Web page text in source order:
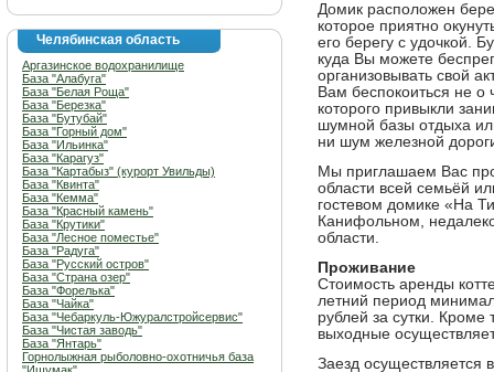
Челябинская область
Аргазинское водохранилище
База "Алабуга"
База "Белая Роща"
База "Березка"
База "Бутубай"
База "Горный дом"
База "Ильинка"
База "Карагуз"
База "Картабыз" (курорт Увильды)
База "Квинта"
База "Кемма"
База "Красный камень"
База "Крутики"
База "Лесное поместье"
База "Радуга"
База "Русский остров"
База "Страна озер"
База "Форелька"
База "Чайка"
База "Чебаркуль-Южуралстройсервис"
База "Чистая заводь"
База "Янтарь"
Горнолыжная рыболовно-охотничья база
Домик расположен
которое приятно
его берегу с удочкой.
куда Вы можете
организовывать свой
Вам беспокоиться не
которого привыкли
шумной базы отдыха
ни шум железной
Мы приглашаем Вас
области всей семьёй
гостевом домике «На
Канифольном,
области.
Проживание
Стоимость аренды
летний период
рублей за сутки. Кроме
выходные
Заезд осуществляется